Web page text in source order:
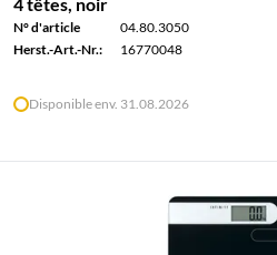
N° d'article
04.80.3050
Herst.-Art.-Nr.:
16770048
Disponible env. 31.08.2026